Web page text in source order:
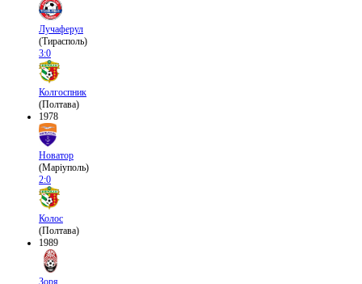
Лучаферул
(Тирасполь)
3:0
Колгоспник
(Полтава)
1978
Новатор
(Маріуполь)
2:0
Колос
(Полтава)
1989
Зоря